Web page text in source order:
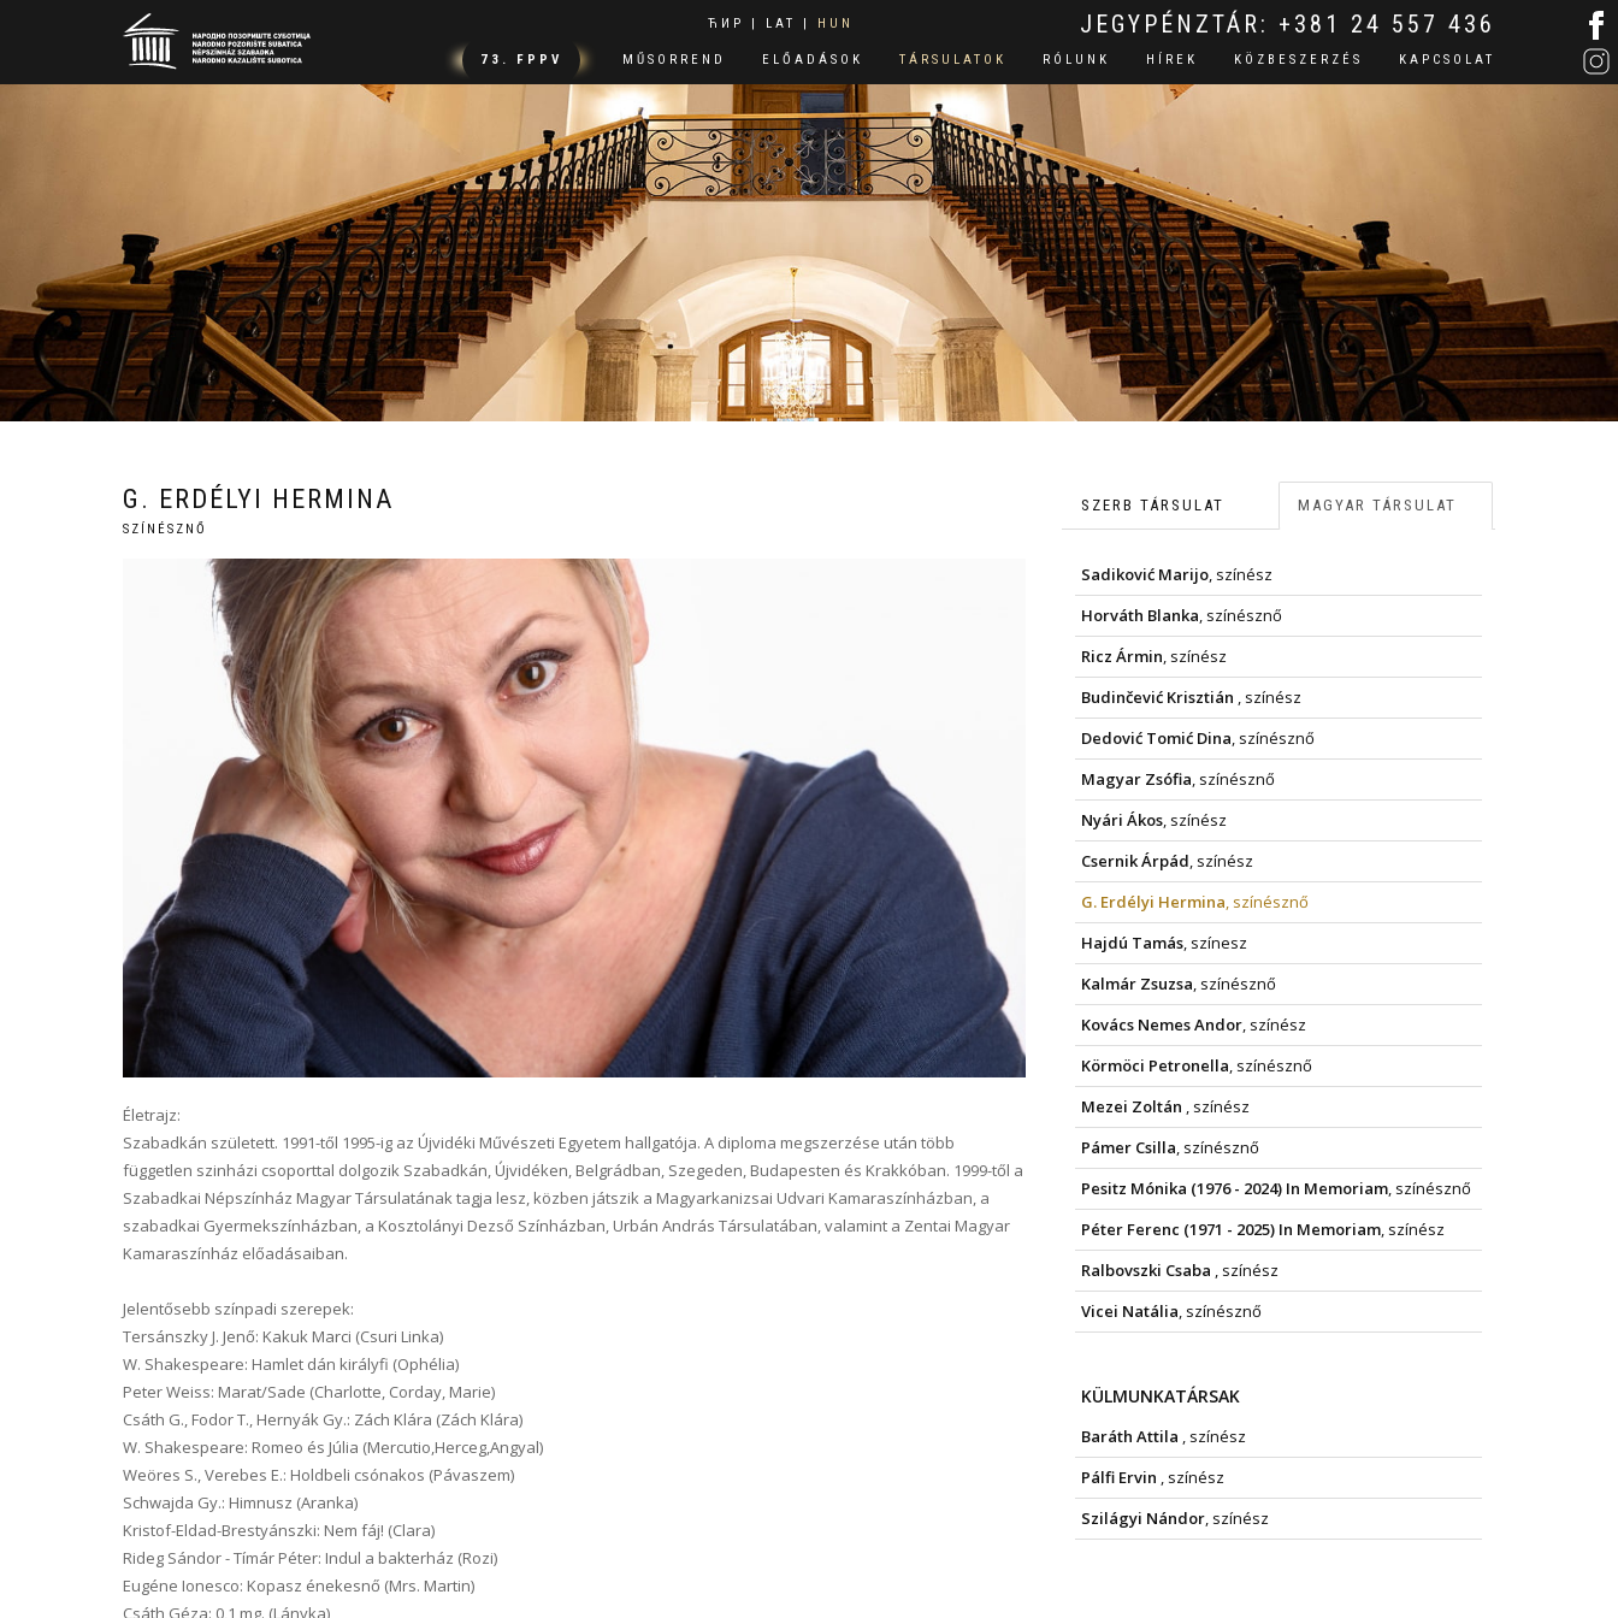
73. FPPV MŰSORREND ELŐADÁSOK TÁRSULATOK RÓLUNK HÍREK KÖZBESZERZÉS KAPCSOLAT
JEGYPÉNZTÁR: +381 24 557 436
ЋИР | LAT | HUN
G. ERDÉLYI HERMINA
SZÍNÉSZNŐ
Életrajz:
Szabadkán született. 1991-től 1995-ig az Újvidéki Művészeti Egyetem hallgatója. A diploma megszerzése után több
független szinházi csoporttal dolgozik Szabadkán, Újvidéken, Belgrádban, Szegeden, Budapesten és Krakkóban. 1999-től a
Szabadkai Népszínház Magyar Társulatának tagja lesz, közben játszik a Magyarkanizsai Udvari Kamaraszínházban, a
szabadkai Gyermekszínházban, a Kosztolányi Dezső Színházban, Urbán András Társulatában, valamint a Zentai Magyar
Kamaraszínház előadásaiban.
Jelentősebb színpadi szerepek:
Tersánszky J. Jenő: Kakuk Marci (Csuri Linka)
W. Shakespeare: Hamlet dán királyfi (Ophélia)
Peter Weiss: Marat/Sade (Charlotte, Corday, Marie)
Csáth G., Fodor T., Hernyák Gy.: Zách Klára (Zách Klára)
W. Shakespeare: Romeo és Júlia (Mercutio,Herceg,Angyal)
Weöres S., Verebes E.: Holdbeli csónakos (Pávaszem)
Schwajda Gy.: Himnusz (Aranka)
Kristof-Eldad-Brestyánszki: Nem fáj! (Clara)
Rideg Sándor - Tímár Péter: Indul a bakterház (Rozi)
Eugéne Ionesco: Kopasz énekesnő (Mrs. Martin)
Csáth Géza: 0,1 mg. (Lányka)
SZERB TÁRSULAT MAGYAR TÁRSULAT
Sadiković Marijo, színész
Horváth Blanka, színésznő
Ricz Ármin, színész
Budinčević Krisztián , színész
Dedović Tomić Dina, színésznő
Magyar Zsófia, színésznő
Nyári Ákos, színész
Csernik Árpád, színész
G. Erdélyi Hermina, színésznő
Hajdú Tamás, színesz
Kalmár Zsuzsa, színésznő
Kovács Nemes Andor, színész
Körmöci Petronella, színésznő
Mezei Zoltán , színész
Pámer Csilla, színésznő
Pesitz Mónika (1976 - 2024) In Memoriam, színésznő
Péter Ferenc (1971 - 2025) In Memoriam, színész
Ralbovszki Csaba , színész
Vicei Natália, színésznő
KÜLMUNKATÁRSAK
Baráth Attila , színész
Pálfi Ervin , színész
Szilágyi Nándor, színész